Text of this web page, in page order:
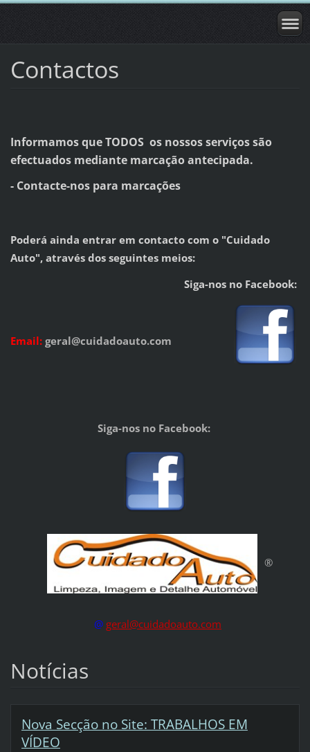
Contactos
Informamos que TODOS os nossos serviços são
efectuados mediante marcação antecipada.
- Contacte-nos para marcações
Poderá ainda entrar em contacto com o "Cuidado
Auto", através dos seguintes meios:
Siga-nos no Facebook:
Email:geral@cuidadoauto.com
Siga-nos no Facebook:
®
@ geral@cuidadoauto.com
Notícias
Nova Secção no Site: TRABALHOS EM
VÍDEO